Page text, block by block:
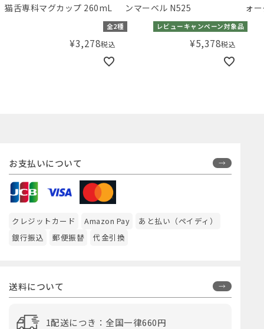
猫舌専科マグカップ 260mL
全2種
¥3,278税込
ンマーベル N525
レビューキャンペーン対象品
¥5,378税込
ォ
お支払いについて
クレジットカード Amazon Pay
あと払い（ペイディ）
銀行振込
郵便振替 代金引換
送料について
1配送につき：全国一律660円